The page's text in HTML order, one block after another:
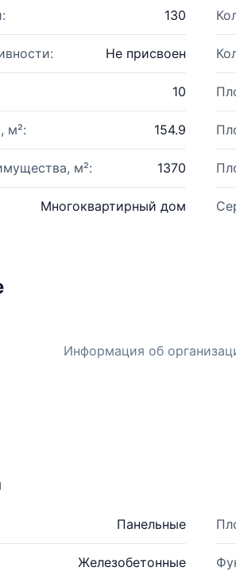
130
Не присвоен
10
м²: 154.9
м²: 1370
Многоквартирный дом
Информация об
Панельные
Железобетонные